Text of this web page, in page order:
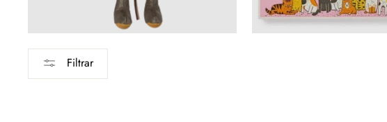
Filtrar